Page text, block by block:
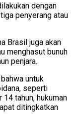
dengan
penyerang atau
Brasil juga akan
menghasut bunuh
penjara.
untuk
seperti
14 tahun, hukuman
ditingkatkan